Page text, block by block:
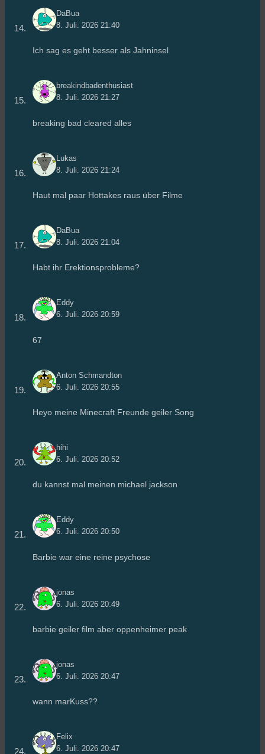
DaBua
8. Juli. 2026 21:40
Ich sag es geht besser als Jahninsel
breakindbadenthusiast
8. Juli. 2026 21:27
breaking bad cleared alles
Lukas
8. Juli. 2026 21:24
Haut mal paar Hottakes raus über Filme
DaBua
8. Juli. 2026 21:04
Habt ihr Erektionsprobleme?
Eddy
6. Juli. 2026 20:59
67
Anton Schmandton
6. Juli. 2026 20:55
Heyo meine Minecraft Freunde geiler Song
hihi
6. Juli. 2026 20:52
du kannst mal meinen michael jackson
Eddy
6. Juli. 2026 20:50
Barbie war eine reine psychose
jonas
6. Juli. 2026 20:49
barbie geiler film aber oppenheimer peak
jonas
6. Juli. 2026 20:47
wann marKuss??
Felix
6. Juli. 2026 20:47